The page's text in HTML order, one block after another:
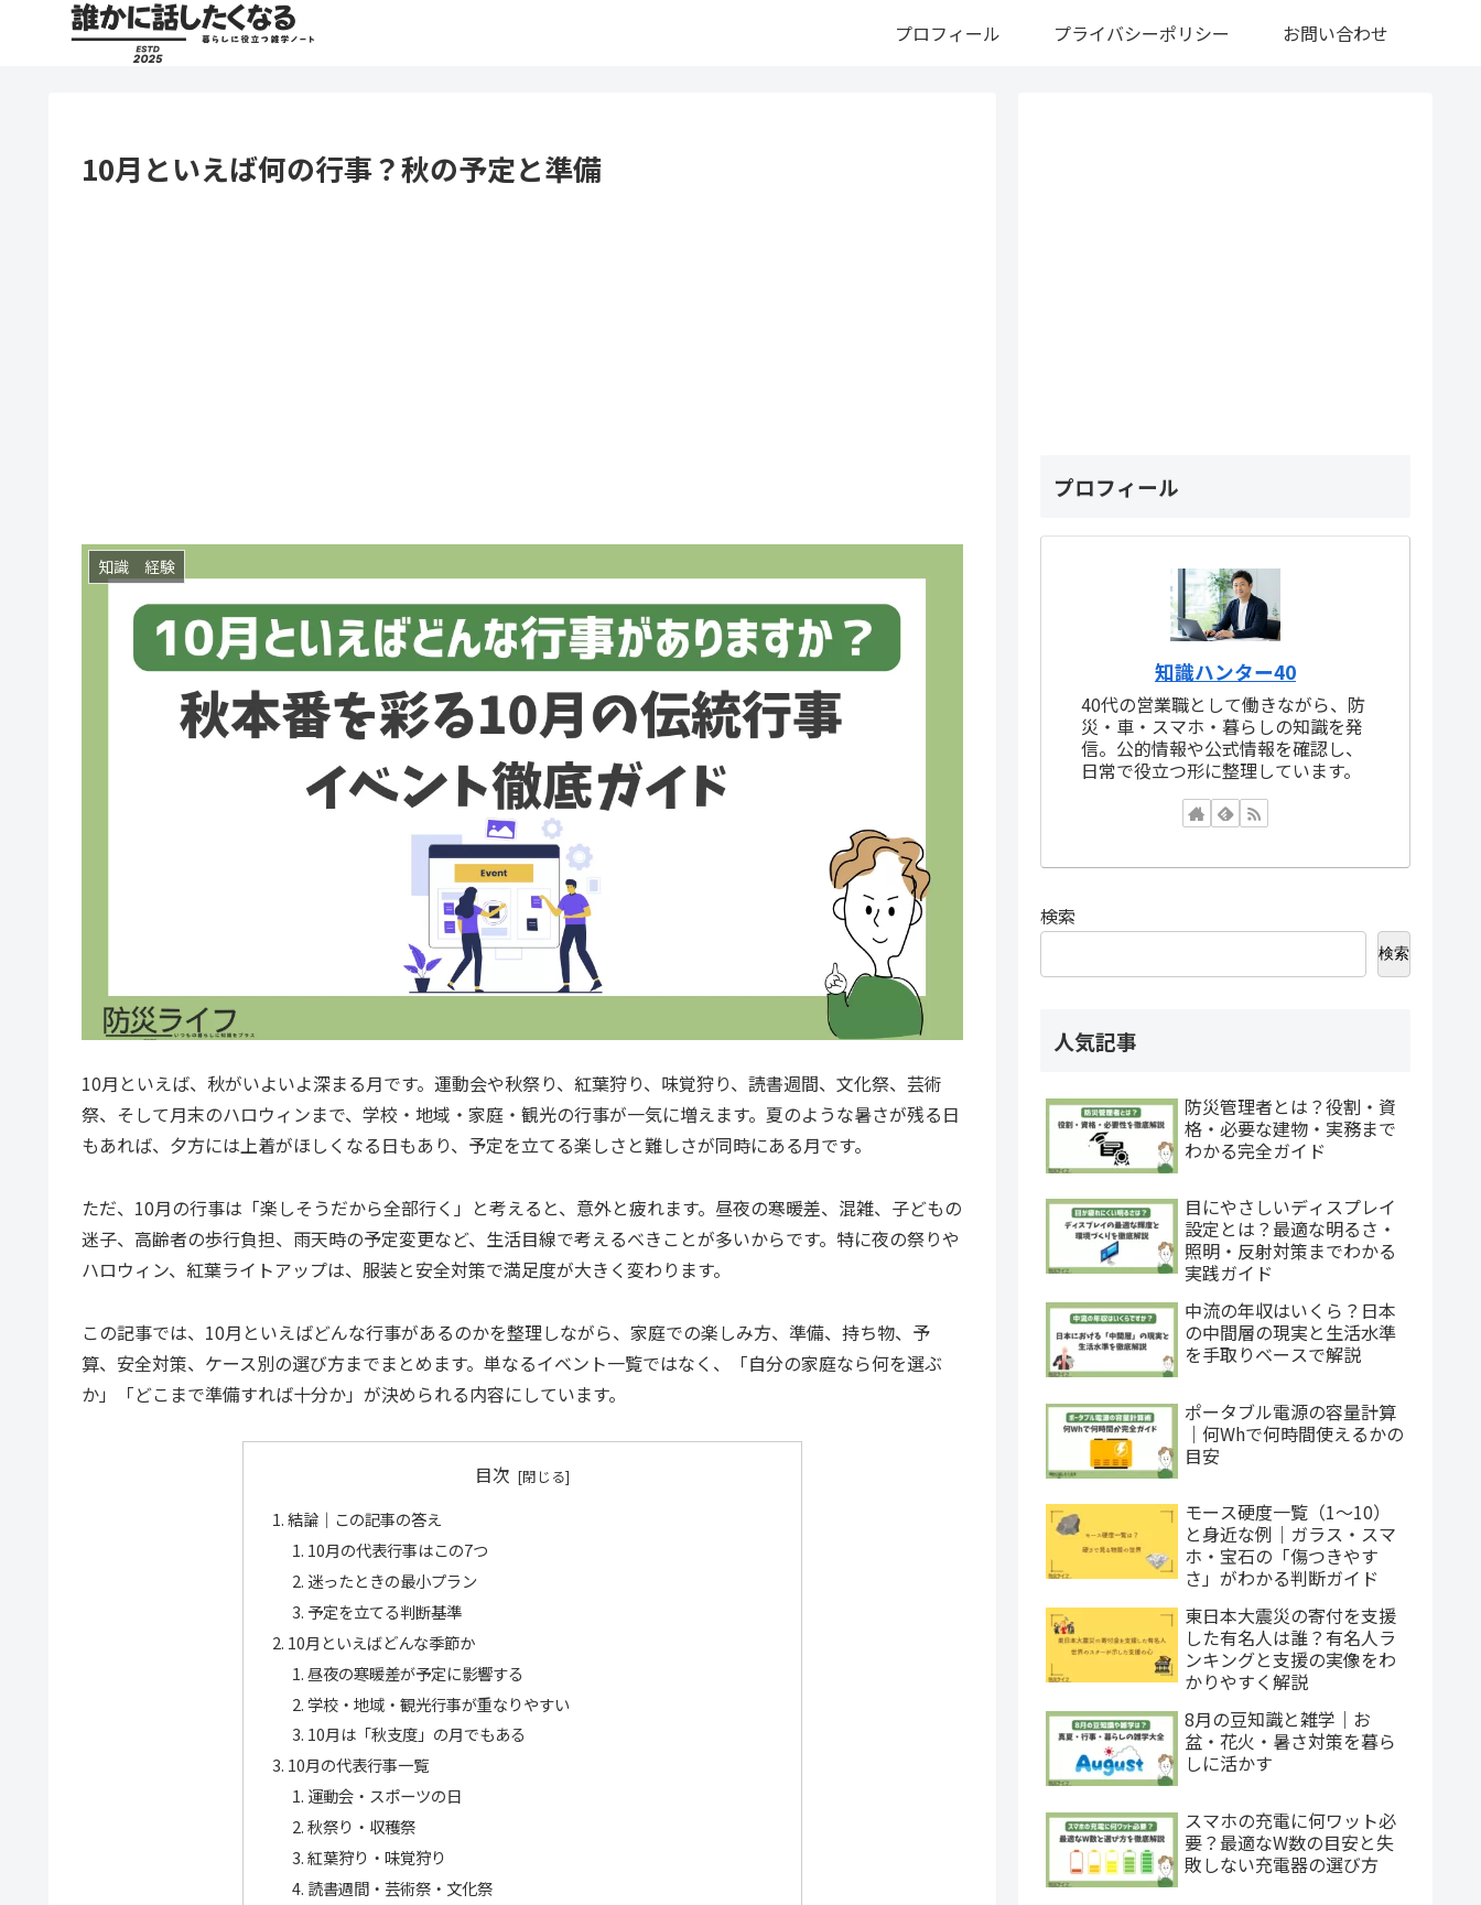
プロフィール プライバシーポリシー お問い合わせ
10月といえば何の行事？秋の予定と準備
知識 経験
10月といえば、秋がいよいよ深まる月です。運動会や秋祭り、紅葉狩り、味覚狩り、読書週間、文化祭、芸術
祭、そして月末のハロウィンまで、学校・地域・家庭・観光の行事が一気に増えます。夏のような暑さが残る日
もあれば、夕方には上着がほしくなる日もあり、予定を立てる楽しさと難しさが同時にある月です。
ただ、10月の行事は「楽しそうだから全部行く」と考えると、意外と疲れます。昼夜の寒暖差、混雑、子どもの
迷子、高齢者の歩行負担、雨天時の予定変更など、生活目線で考えるべきことが多いからです。特に夜の祭りや
ハロウィン、紅葉ライトアップは、服装と安全対策で満足度が大きく変わります。
この記事では、10月といえばどんな行事があるのかを整理しながら、家庭での楽しみ方、準備、持ち物、予
算、安全対策、ケース別の選び方までまとめます。単なるイベント一覧ではなく、「自分の家庭なら何を選ぶ
か」「どこまで準備すれば十分か」が決められる内容にしています。
目次
結論｜この記事の答え
10月の代表行事はこの7つ
迷ったときの最小プラン
予定を立てる判断基準
10月といえばどんな季節か
昼夜の寒暖差が予定に影響する
学校・地域・観光行事が重なりやすい
10月は「秋支度」の月でもある
10月の代表行事一覧
運動会・スポーツの日
秋祭り・収穫祭
紅葉狩り・味覚狩り
読書週間・芸術祭・文化祭
プロフィール
知識ハンター40
40代の営業職として働きながら、防
災・車・スマホ・暮らしの知識を発
信。公的情報や公式情報を確認し、
日常で役立つ形に整理しています。
検索
検索
人気記事
防災管理者とは？役割・資
格・必要な建物・実務まで
わかる完全ガイド
目にやさしいディスプレイ
設定とは？最適な明るさ・
照明・反射対策までわかる
実践ガイド
中流の年収はいくら？日本
の中間層の現実と生活水準
を手取りベースで解説
ポータブル電源の容量計算
｜何Whで何時間使えるかの
目安
モース硬度一覧（1〜10）
と身近な例｜ガラス・スマ
ホ・宝石の「傷つきやす
さ」がわかる判断ガイド
東日本大震災の寄付を支援
した有名人は誰？有名人ラ
ンキングと支援の実像をわ
かりやすく解説
8月の豆知識と雑学｜お
盆・花火・暑さ対策を暮ら
しに活かす
スマホの充電に何ワット必
要？最適なW数の目安と失
敗しない充電器の選び方